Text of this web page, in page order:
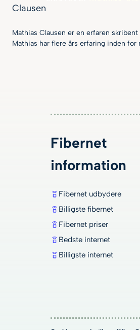
Mathias Clausen er en erfaren
Mathias har flere års erfaring inden
Fibernet
information
Fibernet udbydere
Billigste fibernet
Fibernet priser
Bedste internet
Billigste internet